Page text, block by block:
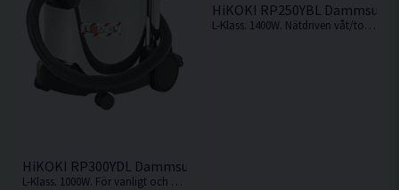
HiKOKI RP300YDL Dammsugare Våt/torr (1000W)
L-Klass. 1000W. För vanligt och ofarligt damm, som hushållsdamm och jord.
HiKOKI RP250YBL
L-Klass. 1400W. Nätdriven våt/torr dammsugare på 25L från HiKOKI.